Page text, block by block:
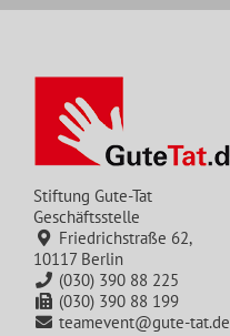
Stiftung Gute-Tat
Geschäftsstelle
Friedrichstraße 62,
10117 Berlin
(030) 390 88 225
(030) 390 88 199
teamevent@gute-tat.de